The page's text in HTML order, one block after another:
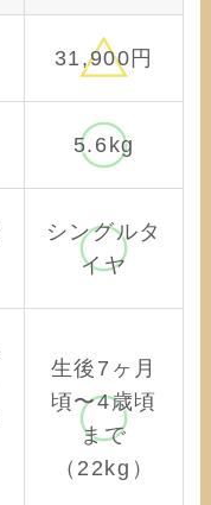
31,900円
5.6kg
シングルタ
イヤ
生後7ヶ月
頃〜4歳頃
まで
（22kg）